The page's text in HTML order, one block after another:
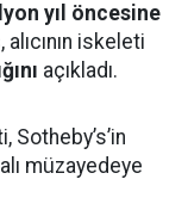
yıl öncesine
iskeleti
açıkladı.
müzayedeye